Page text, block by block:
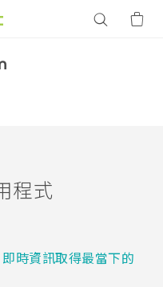
程式
時資訊取得最當下的